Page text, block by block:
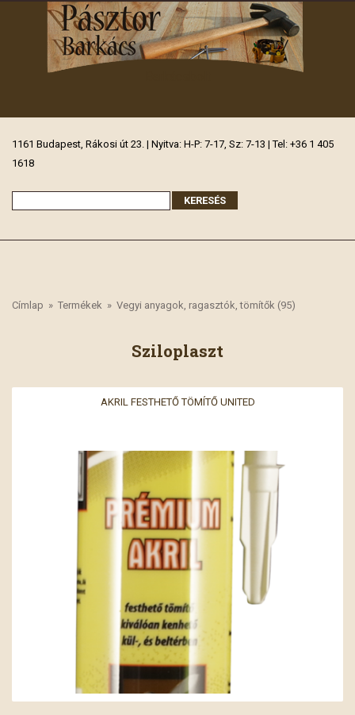
1161 Budapest, Rákosi út 23. | Nyitva: H-P: 7-17, Sz: 7-13 | Tel: +36 1 405
1618
Címlap » Termékek » Vegyi anyagok, ragasztók, tömítők (95)
Sziloplaszt
AKRIL FESTHETŐ TÖMÍTŐ UNITED